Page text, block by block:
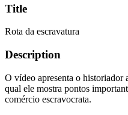
Title
Rota da escravatura
Description
O vídeo apresenta o
qual ele mostra pontos
comércio escravocrata.